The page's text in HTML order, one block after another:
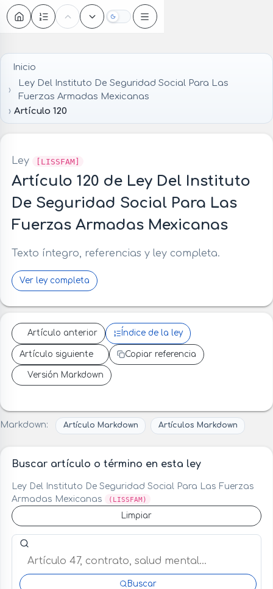
Oscuro
Inicio
Ley Del Instituto De Seguridad Social Para Las
Fuerzas Armadas Mexicanas
Artículo 120
Ley [LISSFAM]
Artículo 120 de Ley Del Instituto
De Seguridad Social Para Las
Fuerzas Armadas Mexicanas
Texto íntegro, referencias y ley completa.
Ver ley completa
Artículo anterior Índice de la ley
Artículo siguiente Copiar referencia
Versión Markdown
Markdown: Artículo Markdown Artículos Markdown
Buscar artículo o término en esta ley
Ley Del Instituto De Seguridad Social Para Las Fuerzas
Armadas Mexicanas
(LISSFAM)
Limpiar
Buscar artículo o término en esta ley
Buscar